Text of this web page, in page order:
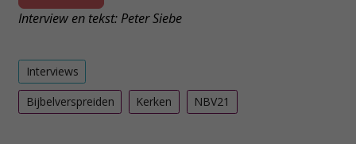
Interview en tekst: Peter Siebe
Interviews
Bijbelverspreiden Kerken NBV21